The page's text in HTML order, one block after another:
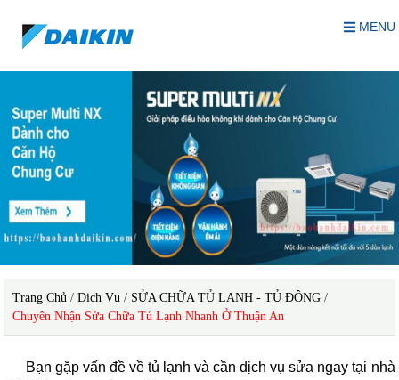
MENU
Trang Chủ /Dịch Vụ / SỬA CHỮA TỦ LẠNH - TỦ ĐÔNG /
Chuyên Nhận Sửa Chữa Tủ Lạnh Nhanh Ở Thuận An
Bạn gặp vấn đề về tủ lạnh và cần dịch vụ sửa ngay tại nhà